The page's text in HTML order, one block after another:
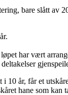
bare slått av
har vært
i 10 år, får et
hane som kan